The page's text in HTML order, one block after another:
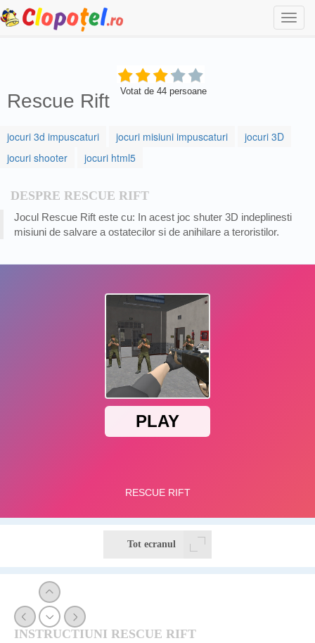
Rescue Rift Votat de 44 persoane
jocuri 3d impuscaturi jocuri misiuni impuscaturi
jocuri 3D
jocuri shooter
jocuri html5
DESPRE RESCUE RIFT
Jocul Rescue Rift este cu: In acest joc shuter 3D indeplinesti
misiuni de salvare a ostatecilor si de anihilare a teroristilor.
Tot ecranul
INSTRUCTIUNI RESCUE RIFT